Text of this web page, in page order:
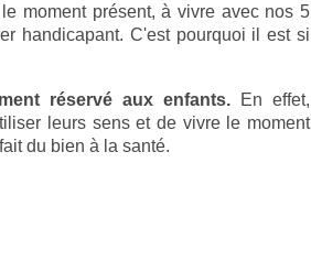
moment présent, à vivre avec nos 5
handicapant. C'est pourquoi il est si
réservé aux enfants.En effet,
leurs sens et de vivre le moment
du bien à la santé.